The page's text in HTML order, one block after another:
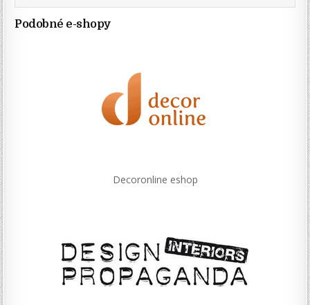
Podobné e-shopy
Decoronline eshop